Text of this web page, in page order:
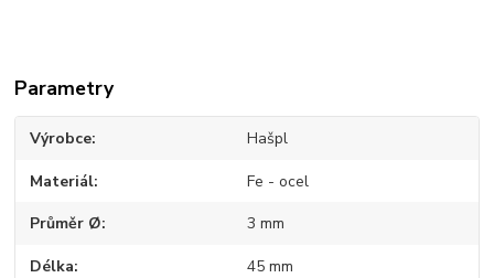
Parametry
Výrobce Hašpl
Materiál Fe - ocel
Průměr Ø 3 mm
Délka 45 mm